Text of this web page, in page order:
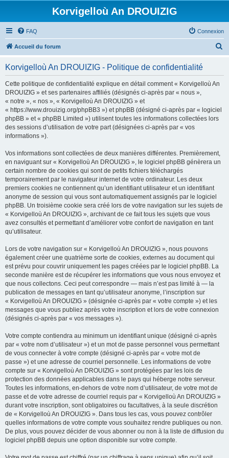
Korvigelloù An DROUIZIG
FAQ Connexion
Accueil du forum
Korvigelloù An DROUIZIG - Politique de confidentialité
Cette politique de confidentialité explique en détail comment « Korvigelloù An
DROUIZIG » et ses partenaires affiliés (désignés ci-après par « nous »,
« notre », « nos », « Korvigelloù An DROUIZIG » et
« https://www.drouizig.org/phpBB3 ») et phpBB (désigné ci-après par « logiciel
phpBB » et « phpBB Limited ») utilisent toutes les informations collectées lors
des sessions d’utilisation de votre part (désignées ci-après par « vos
informations »).
Vos informations sont collectées de deux manières différentes. Premièrement,
en naviguant sur « Korvigelloù An DROUIZIG », le logiciel phpBB génèrera un
certain nombre de cookies qui sont de petits fichiers téléchargés
temporairement par le navigateur internet de votre ordinateur. Les deux
premiers cookies ne contiennent qu’un identifiant utilisateur et un identifiant
anonyme de session qui vous sont automatiquement assignés par le logiciel
phpBB. Un troisième cookie sera créé lors de votre navigation sur les sujets de
« Korvigelloù An DROUIZIG », archivant de ce fait tous les sujets que vous
avez consultés et permettant d’améliorer votre confort de navigation en tant
qu’utilisateur.
Lors de votre navigation sur « Korvigelloù An DROUIZIG », nous pouvons
également créer une quatrième sorte de cookies, externes au document qui
est prévu pour couvrir uniquement les pages créées par le logiciel phpBB. La
seconde manière est de récupérer les informations que vous nous envoyez et
que nous collectons. Ceci peut correspondre — mais n’est pas limité à — la
publication de messages en tant qu’utilisateur anonyme, l’inscription sur
« Korvigelloù An DROUIZIG » (désignée ci-après par « votre compte ») et les
messages que vous publiez après votre inscription et lors de votre connexion
(désignés ci-après par « vos messages »).
Votre compte contiendra au minimum un identifiant unique (désigné ci-après
par « votre nom d’utilisateur ») et un mot de passe personnel vous permettant
de vous connecter à votre compte (désigné ci-après par « votre mot de
passe ») et une adresse de courriel personnelle. Les informations de votre
compte sur « Korvigelloù An DROUIZIG » sont protégées par les lois de
protection des données applicables dans le pays qui héberge notre serveur.
Toutes les informations, en-dehors de votre nom d’utilisateur, de votre mot de
passe et de votre adresse de courriel requis par « Korvigelloù An DROUIZIG »
durant votre inscription, sont obligatoires ou facultatives, à la seule discrétion
de « Korvigelloù An DROUIZIG ». Dans tous les cas, vous pouvez contrôler
quelles informations de votre compte vous souhaitez rendre publiques ou non.
De plus, vous pouvez décider de vous abonner ou non à la liste de diffusion du
logiciel phpBB depuis une option disponible sur votre compte.